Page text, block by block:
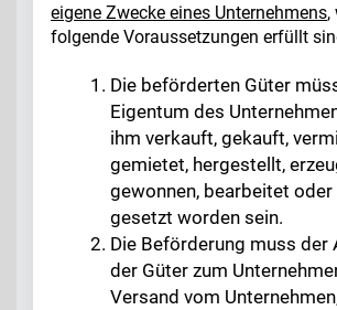
eigene Zwecke eines Unternehmens,
folgende Voraussetzungen erfüllt
Die beförderten Güter
Eigentum des
ihm verkauft, gekauft,
gemietet, hergestellt,
gewonnen, bearbeitet
gesetzt worden sein.
Die Beförderung muss der
der Güter zum
Versand vom